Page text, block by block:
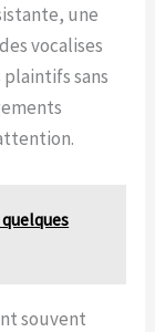
une
vocalises
sans
souvent